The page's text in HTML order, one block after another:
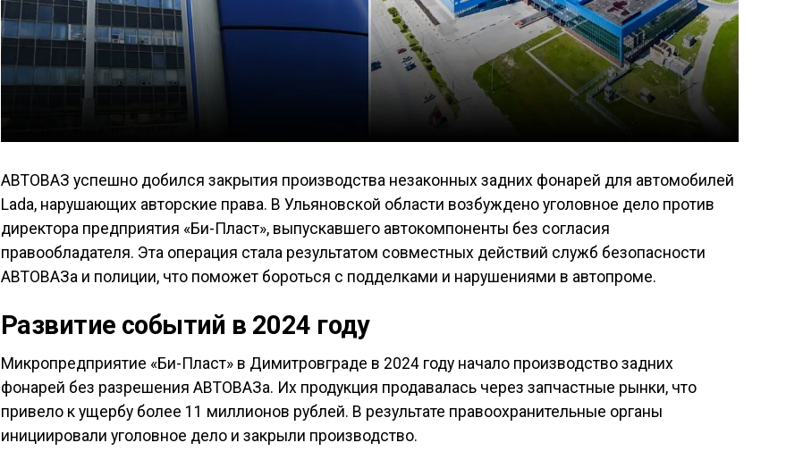
АВТОВАЗ успешно добился закрытия производства незаконных задних фонарей для автомобилей
Lada, нарушающих авторские права. В Ульяновской области возбуждено уголовное дело против
директора предприятия «Би-Пласт», выпускавшего автокомпоненты без согласия
правообладателя. Эта операция стала результатом совместных действий служб безопасности
АВТОВАЗа и полиции, что поможет бороться с подделками и нарушениями в автопроме.
Развитие событий в 2024 году
Микропредприятие «Би-Пласт» в Димитровграде в 2024 году начало производство задних
фонарей без разрешения АВТОВАЗа. Их продукция продавалась через запчастные рынки, что
привело к ущербу более 11 миллионов рублей. В результате правоохранительные органы
инициировали уголовное дело и закрыли производство.